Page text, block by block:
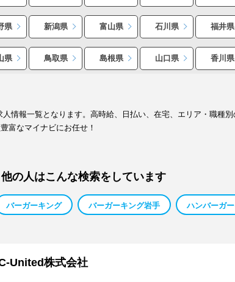
県 新潟県 富山県 石川県 福井県
県 鳥取県 島根県 山口県 香川県
情報一覧となります。高時給、日払い、在宅、エリア・職種
富なマイナビにお任せ！
他の人はこんな検索をしています
バーガーキング バーガーキング岩手 ハンバーガ
株式会社